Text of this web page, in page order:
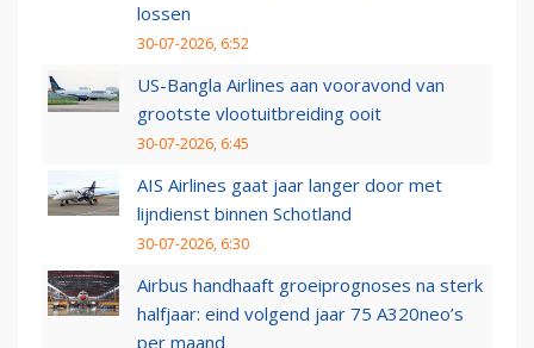
lossen
30-07-2026, 6:52
US-Bangla Airlines aan vooravond van
grootste vlootuitbreiding ooit
30-07-2026, 6:45
AIS Airlines gaat jaar langer door met
lijndienst binnen Schotland
30-07-2026, 6:30
Airbus handhaaft groeiprognoses na sterk
halfjaar: eind volgend jaar 75 A320neo’s
per maand